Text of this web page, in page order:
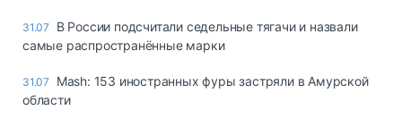
31.07
В России подсчитали седельные тягачи и назвали
самые распространённые марки
31.07
Mash: 153 иностранных фуры застряли в Амурской
области